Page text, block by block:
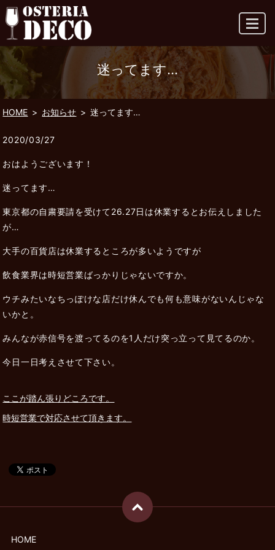
MENU
迷ってます…
HOME お知らせ 迷ってます…
2020/03/27
おはようございます！
迷ってます…
東京都の自粛要請を受けて26.27日は休業するとお伝えしました
が…
大手の百貨店は休業するところが多いようですが
飲食業界は時短営業ばっかりじゃないですか。
ウチみたいなちっぽけな店だけ休んでも何も意味がないんじゃな
いかと。
みんなが赤信号を渡ってるのを1人だけ突っ立って見てるのか。
今日一日考えさせて下さい。
ここが踏ん張りどころです。
時短営業で対応させて頂きます。
HOME